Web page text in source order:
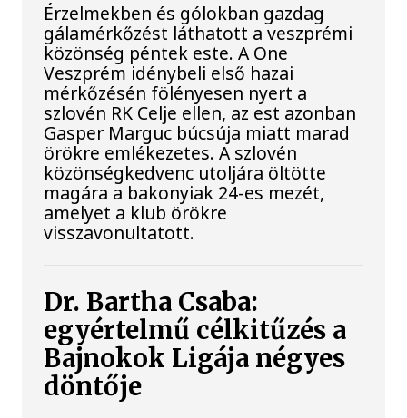
Érzelmekben és gólokban gazdag
gálamérkőzést láthatott a veszprémi
közönség péntek este. A One
Veszprém idénybeli első hazai
mérkőzésén fölényesen nyert a
szlovén RK Celje ellen, az est azonban
Gasper Marguc búcsúja miatt marad
örökre emlékezetes. A szlovén
közönségkedvenc utoljára öltötte
magára a bakonyiak 24-es mezét,
amelyet a klub örökre
visszavonultatott.
Dr. Bartha Csaba:
egyértelmű célkitűzés a
Bajnokok Ligája négyes
döntője